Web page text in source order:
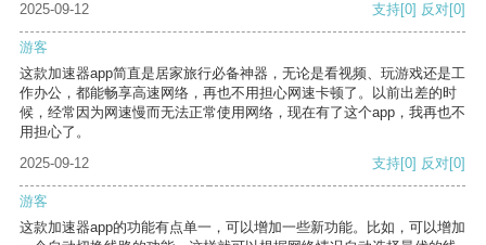
2025-09-12 支持[0] 反对[0]
游客
这款加速器app简直是居家旅行必备神器，无论是看视频、玩游戏还是工
作办公，都能畅享高速网络，再也不用担心网速卡顿了。以前出差的时
候，经常因为网速慢而无法正常使用网络，现在有了这个app，我再也不
用担心了。
2025-09-12
支持[0] 反对[0]
游客
这款加速器app的功能有点单一，可以增加一些新功能。比如，可以增加